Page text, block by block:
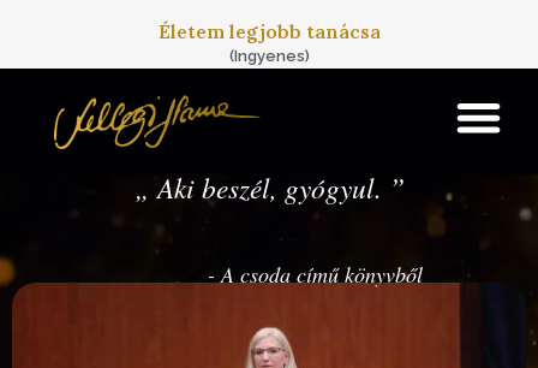
Skip to main contentÉletem legjobb tanácsa
(Ingyenes)
„ Aki beszél, gyógyul. ”
- A csoda című könyvből